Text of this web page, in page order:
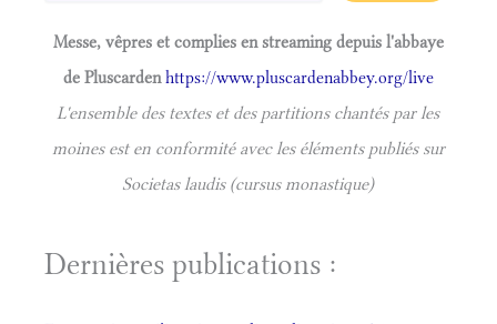
Messe, vêpres et complies en streaming depuis l'abbaye
de Pluscardenhttps://www.pluscardenabbey.org/live
L'ensemble des textes et des partitions chantés par les
moines est en conformité avec les éléments publiés sur
Societas laudis (cursus monastique)
Dernières publications :